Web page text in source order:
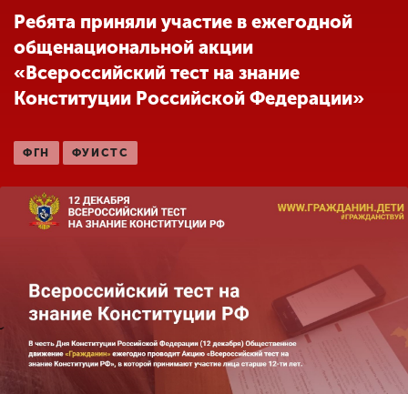
Международная
деятельность
деятельности
Студенческая жизнь
Сведения об
образовательной
организации
Ребята приняли участие в ежегодной
общенациональной акции
«Всероссийский тест на знание
Конституции Российской Федерации»
ФГН ФУИСТС